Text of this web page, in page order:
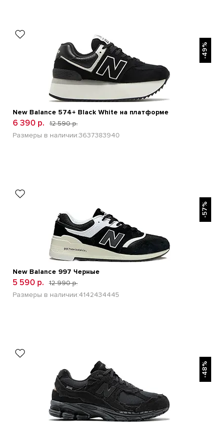
БЫСТРЫЙ ПРОСМОТР
-49%
New Balance 574+ Black White на платформе
6 390 р.
12 590 р.
Размеры в наличии:3637383940
-57%
New Balance 997 Черные
5 590 р.
12 990 р.
Размеры в наличии:4142434445
-48%